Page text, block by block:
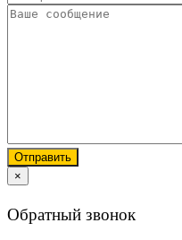
×
Обратный звонок